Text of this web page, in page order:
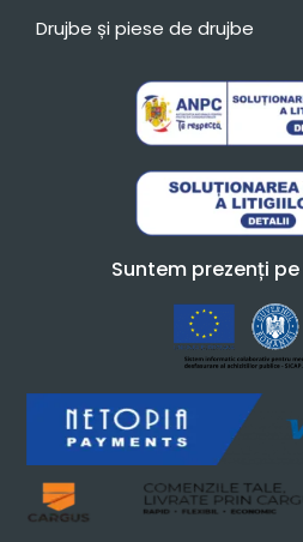
Drujbe și piese de drujbe
Suntem prezenți pe